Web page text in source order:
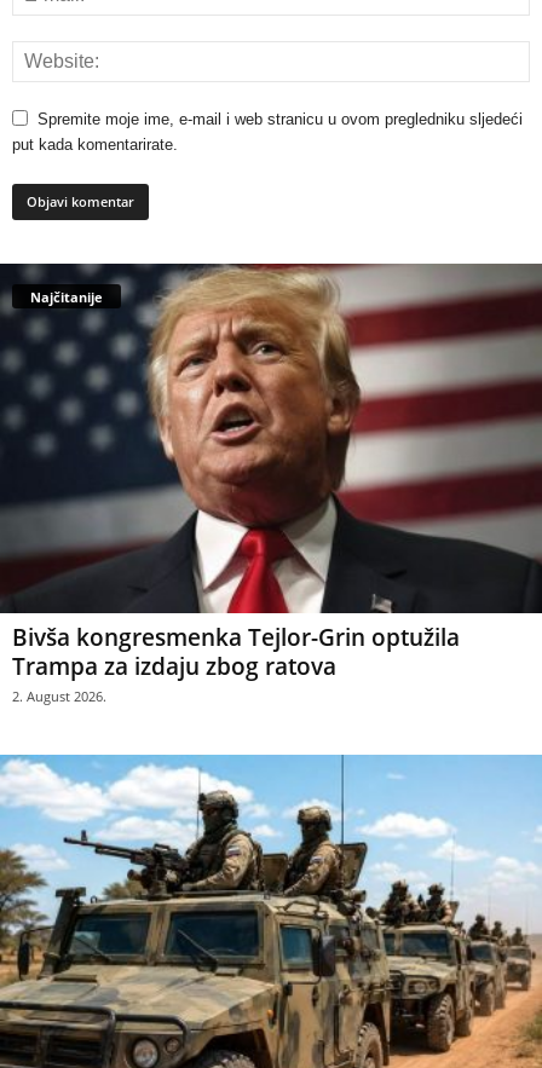
Spremite moje ime, e-mail i web stranicu u ovom pregledniku sljedeći
put kada komentarirate.
Najčitanije
Bivša kongresmenka Tejlor-Grin optužila
Trampa za izdaju zbog ratova
2. August 2026.